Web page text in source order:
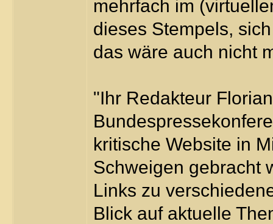
mehrfach im
dieses Stempels,
das wäre auch nicht
"Ihr Redakteur
kritische Website in
Schweigen gebracht
Links zu
Blick auf aktuelle